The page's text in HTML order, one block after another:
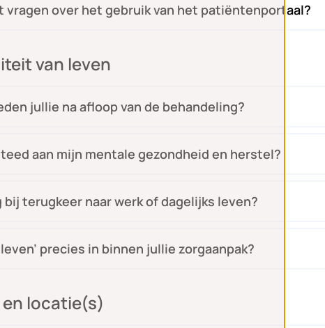
vragen over het gebruik van het patiëntenportaal?
van leven
jullie na afloop van de behandeling?
aan mijn mentale gezondheid en herstel?
terugkeer naar werk of dagelijks leven?
precies in binnen jullie zorgaanpak?
locatie(s)